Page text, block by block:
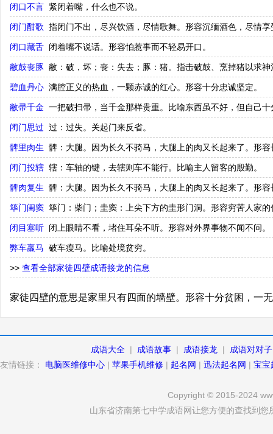
闭口不言 紧闭着嘴，什么也不说。
闭门酣歌 指闭门不出，尽兴饮酒，尽情歌舞。形容沉缅酒色，尽情享
闭口藏舌 闭着嘴不说话。形容怕惹事而不轻易开口。
敝鼓丧豚 敝：破，坏；丧：失去；豚：猪。指击破鼓、烹掉猪以求
碧血丹心 满腔正义的热血，一颗赤诚的红心。形容十分忠诚坚定。
敝帚千金 一把破扫帚，当千金那样贵重。比喻东西虽不好，但自己十
闭门思过 过：过失。关起门来反省。
髀里肉生 髀：大腿。因为长久不骑马，大腿上的肉又长起来了。形
闭门投辖 辖：车轴的键，去辖则车不能行。比喻主人留客的殷勤。
髀肉复生 髀：大腿。因为长久不骑马，大腿上的肉又长起来了。形
筚门闺窦 筚门：柴门；圭窦：上尖下方的圭形门洞。形容穷苦人家的
闭目塞听 闭上眼睛不看，堵住耳朵不听。形容对外界事物不闻不问。
弊车羸马 破车瘦马。比喻处境贫穷。
>> 查看全部家徒四壁成语接龙的信息
家徒四壁的意思是家里只有四面的墙壁。形容十分贫困，一
成语大全 | 成语故事 | 成语接龙 |
成语对对子
友情链接：
电脑医维修中心 | 苹果手机维修 | 起名网 | 迅法起名网 | 宝宝
Copyright © 2015-2024
山东省济南第七中学成语网让您方便的查找到您